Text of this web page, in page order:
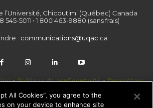
l’Université, Chicoutimi (Québec) Canada
545-5011 • 1 800 463-9880 (sans frais)
: communications@uqac.ca
-Politique de confidentialité-Paramètres
des témoins
All Cookies”, you agree to the
on your device to enhance site